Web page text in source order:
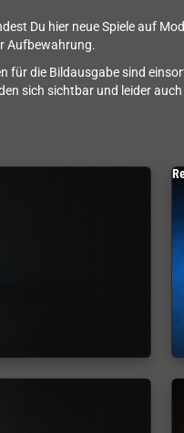
Du hier neue Spiele auf
Aufbewahrung.
für die Bildausgabe sind
sich sichtbar und leider